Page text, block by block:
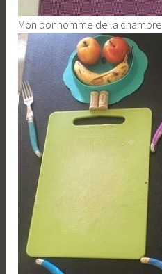
Mon bonhomme de la chambre